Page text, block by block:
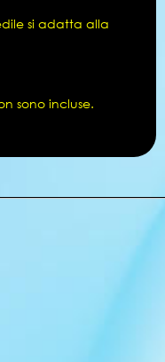
si adatta alla
sono incluse.